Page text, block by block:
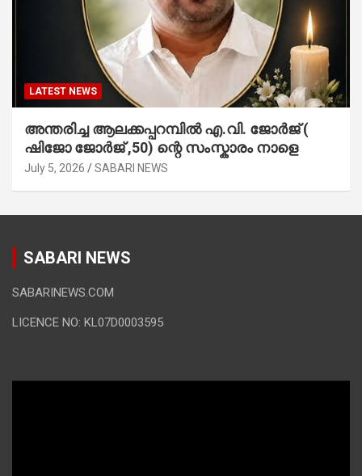
LATEST NEWS
അന്തരിച്ച ആ​ല​ക്ക​പ്പ​റമ്പിൽ​ എ.​വി. ജോ​ർ​ജ് (
ഷിജോ ജോർജ് ,50) ന്റെ സംസ്കാരം നാളെ
July 5, 2026 SABARI NEWS
SABARI NEWS
SABARINEWS.COM
LICENCE NO: KL07D0003595